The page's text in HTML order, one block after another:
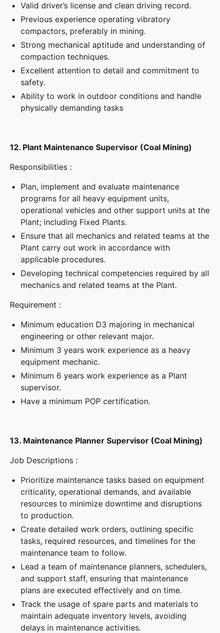
Valid driver’s license and clean driving record.
Previous experience operating vibratory
compactors, preferably in mining.
Strong mechanical aptitude and understanding of
compaction techniques.
Excellent attention to detail and commitment to
safety.
Ability to work in outdoor conditions and handle
physically demanding tasks
12. Plant Maintenance Supervisor (Coal Mining)
Responsibilities :
Plan, implement and evaluate maintenance
programs for all heavy equipment units,
operational vehicles and other support units at the
Plant; including Fixed Plants.
Ensure that all mechanics and related teams at the
Plant carry out work in accordance with
applicable procedures.
Developing technical competencies required by all
mechanics and related teams at the Plant.
Requirement :
Minimum education D3 majoring in mechanical
engineering or other relevant major.
Minimum 3 years work experience as a heavy
equipment mechanic.
Minimum 6 years work experience as a Plant
supervisor.
Have a minimum POP certification.
13. Maintenance Planner Supervisor (Coal Mining)
Job Descriptions :
Prioritize maintenance tasks based on equipment
criticality, operational demands, and available
resources to minimize downtime and disruptions
to production.
Create detailed work orders, outlining specific
tasks, required resources, and timelines for the
maintenance team to follow.
Lead a team of maintenance planners, schedulers,
and support staff, ensuring that maintenance
plans are executed effectively and on time.
Track the usage of spare parts and materials to
maintain adequate inventory levels, avoiding
delays in maintenance activities.